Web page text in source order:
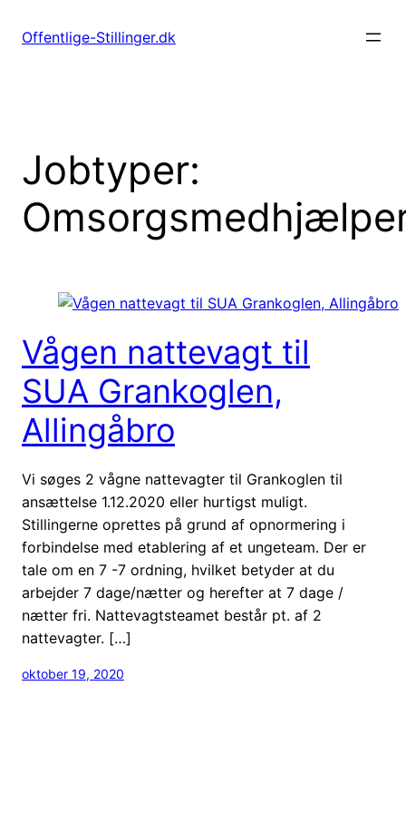
Offentlige-Stillinger.dk
Jobtyper:
Vågen nattevagt til
SUA Grankoglen,
Allingåbro
Vi søges 2 vågne nattevagter til Grankoglen til
ansættelse 1.12.2020 eller hurtigst muligt.
Stillingerne oprettes på grund af opnormering i
forbindelse med etablering af et ungeteam. Der er
tale om en 7 -7 ordning, hvilket betyder at du
arbejder 7 dage/nætter og herefter at 7 dage /
nætter fri. Nattevagtsteamet består pt. af 2
nattevagter. […]
oktober 19, 2020